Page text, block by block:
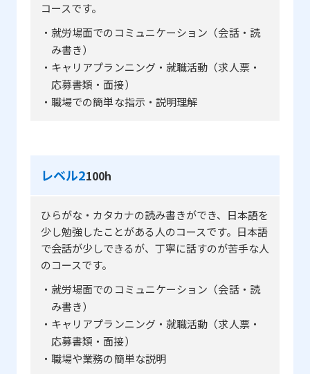
コースです。
・就労場面でのコミュニケーション（会話・読
み書き）
・キャリアプランニング・就職活動（求人票・
応募書類・面接）
・職場での簡単な指示・説明理解
レベル2100h
ひらがな・カタカナの読み書きができ、日本語を
少し勉強したことがある人のコースです。日本語
で会話が少しできるが、丁寧に話すのが苦手な人
のコースです。
・就労場面でのコミュニケーション（会話・読
み書き）
・キャリアプランニング・就職活動（求人票・
応募書類・面接）
・職場や業務の簡単な説明